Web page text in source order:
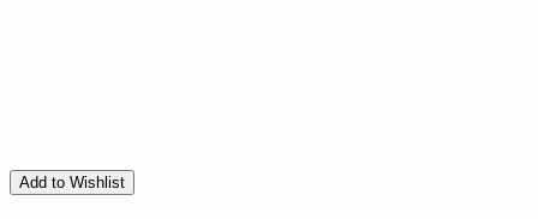
Add to Wishlist